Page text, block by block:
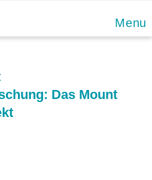
Menu
Das Mount